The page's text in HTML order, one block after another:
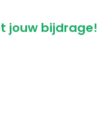
jouw bijdrage!